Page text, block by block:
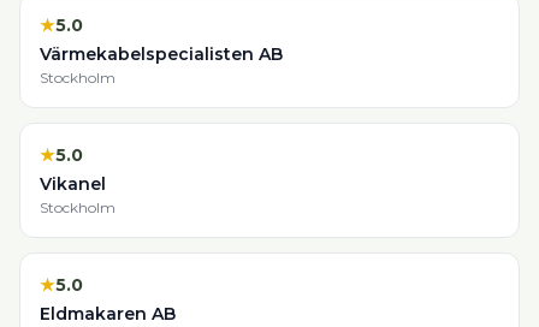
★5.0
Värmekabelspecialisten AB
Stockholm
★5.0
Vikanel
Stockholm
★5.0
Eldmakaren AB